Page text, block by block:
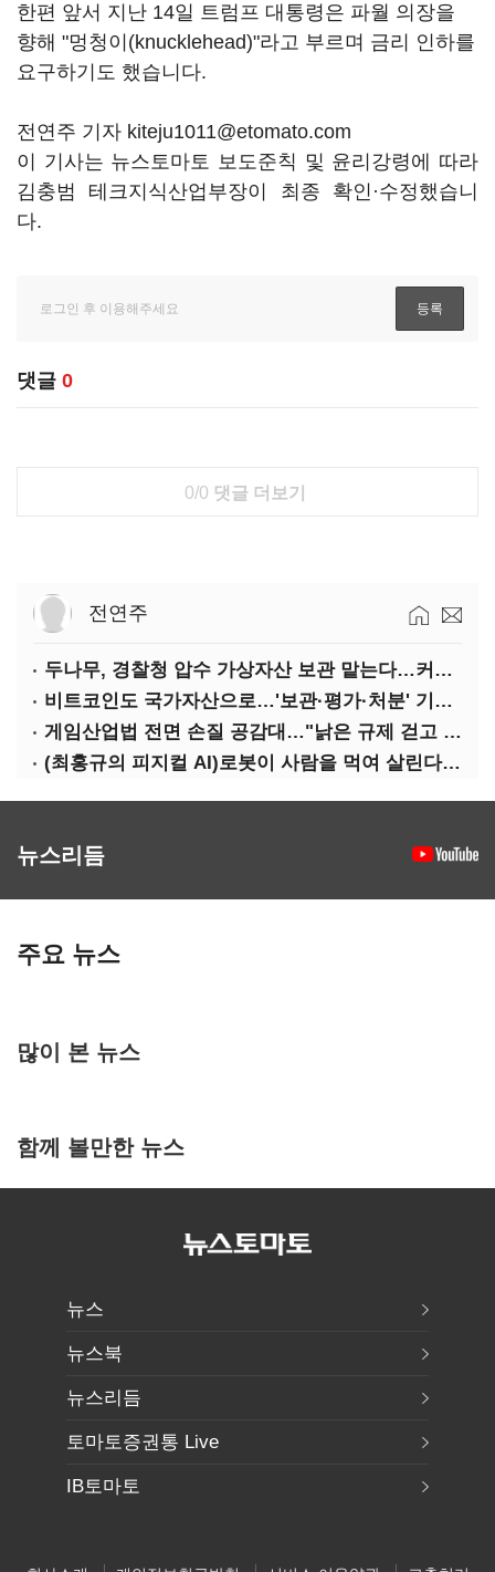
한편 앞서 지난 14일 트럼프 대통령은 파월 의장을
향해 "멍청이(knucklehead)"라고 부르며 금리 인하를
요구하기도 했습니다.
전연주 기자 kiteju1011@etomato.com
이 기사는 뉴스토마토 보도준칙 및 윤리강령에 따라
김충범 테크지식산업부장이 최종 확인·수정했습니
다.
댓글 0
0/0 댓글 더보기
전연주
두나무, 경찰청 압수 가상자산 보관 맡는다…커스터디 사업 최종 낙찰
비트코인도 국가자산으로…'보관·평가·처분' 기준은 숙제
게임산업법 전면 손질 공감대…"낡은 규제 걷고 안전장치 촘촘히 해야"
(최홍규의 피지컬 AI)로봇이 사람을 먹여 살린다, 그런데 언제 먹여야 할지는 모른다
뉴스리듬
주요 뉴스
많이 본 뉴스
함께 볼만한 뉴스
뉴스
뉴스북
뉴스리듬
토마토증권통 Live
IB토마토